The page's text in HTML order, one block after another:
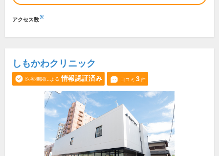
アクセス数※
しもかわクリニック
医療機関による 情報認証済み 口コミ 3件